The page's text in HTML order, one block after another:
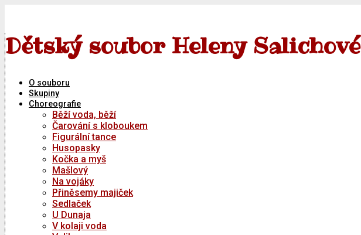
Dětský soubor Heleny Salichové
O souboru
Skupiny
Choreografie
Běží voda, běží
Čarování s kloboukem
Figurální tance
Husopasky
Kočka a myš
Mašlový
Na vojáky
Přiněsemy majiček
Sedlaček
U Dunaja
V kolaji voda